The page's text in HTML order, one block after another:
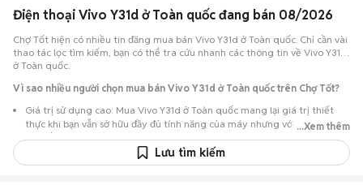
Điện thoại Vivo Y31d ở Toàn quốc đang bán 08/2026
Chợ Tốt hiện có nhiều tin đăng mua bán Vivo Y31d ở Toàn quốc. Chỉ cần vài
thao tác lọc tìm kiếm, bạn có thể tra cứu nhanh các thông tin về Vivo Y31d
ở Toàn quốc.
Vì sao nhiều người chọn mua bán Vivo Y31d ở Toàn quốc trên Chợ Tốt?
Giá trị sử dụng cao: Mua Vivo Y31d ở Toàn quốc mang lại giá trị thiết
thực khi bạn vẫn sở hữu đầy đủ tính năng của máy nhưng với chi phí đầu
tư thấp hơn máy đập hộp.
Lựa chọn theo sát nhu cầu: Hệ thống ghi nhận nhiều tin rao Vivo Y31d ở
...Xem thêm
Lưu tìm kiếm